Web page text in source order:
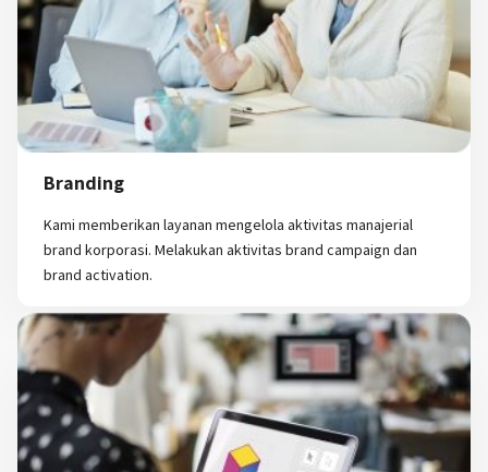
Branding
Kami memberikan layanan mengelola aktivitas manajerial
brand korporasi. Melakukan aktivitas brand campaign dan
brand activation.